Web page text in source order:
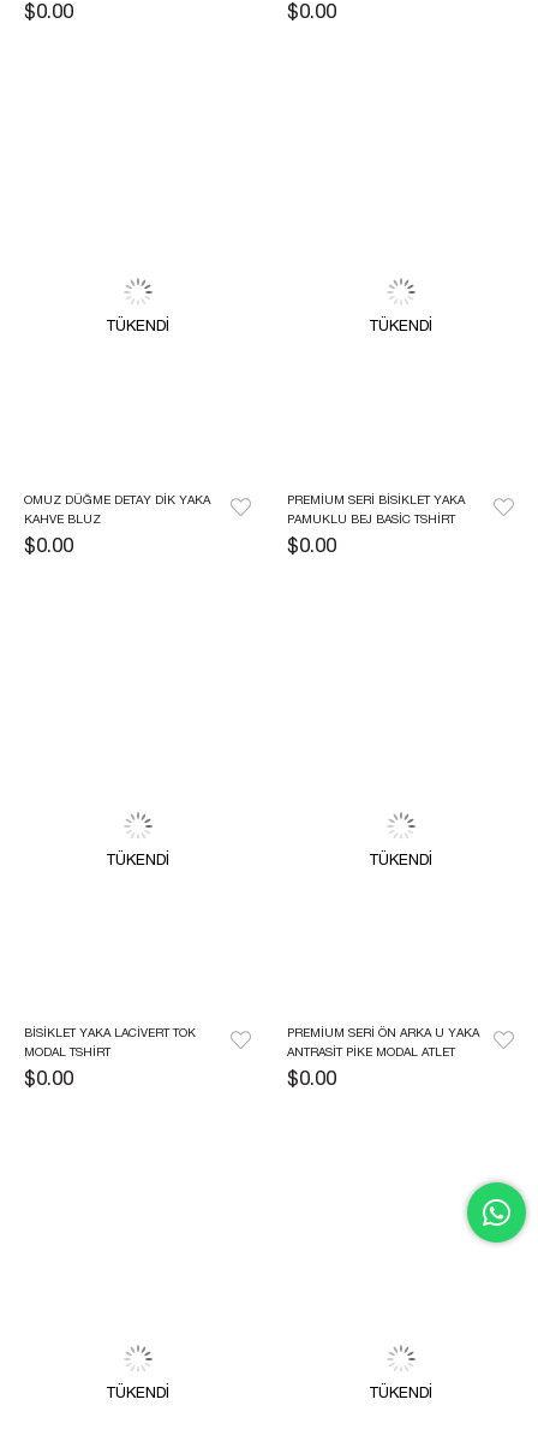
$0.00 $0.00
TÜKENDI
OMUZ DÜĞME DETAY DIK YAKA
KAHVE BLUZ
$0.00
TÜKENDI
PREMIUM SERI BISIKLET YAKA
PAMUKLU BEJ BASIC TSHIRT
$0.00
TÜKENDI
BISIKLET YAKA LACIVERT TOK
MODAL TSHIRT
$0.00
TÜKENDI
PREMIUM SERI ÖN ARKA U YAKA
ANTRASIT PIKE MODAL ATLET
$0.00
TÜKENDI TÜKENDI